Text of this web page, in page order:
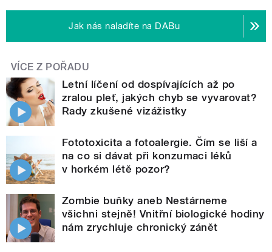
Jak nás naladíte na DABu
VÍCE Z POŘADU
Letní líčení od dospívajících až po
zralou pleť, jakých chyb se vyvarovat?
Rady zkušené vizážistky
Fototoxicita a fotoalergie. Čím se liší a
na co si dávat při konzumaci léků
v horkém létě pozor?
Zombie buňky aneb Nestárneme
všichni stejně! Vnitřní biologické hodiny
nám zrychluje chronický zánět